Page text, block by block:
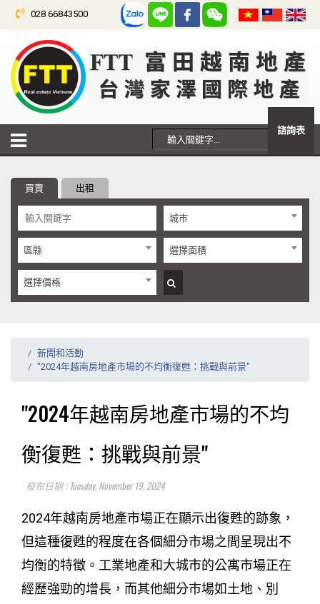
028 66843500
買賣 出租
城市
區縣 選擇面積
選擇價格
新聞和活動
"2024年越南房地產市場的不均衡復甦：挑戰與前景"
"2024年越南房地產市場的不均
衡復甦：挑戰與前景"
發布日期 : Tuesday, November 19, 2024
2024年越南房地產市場正在顯示出復甦的跡象，
但這種復甦的程度在各個細分市場之間呈現出不
均衡的特徵。工業地產和大城市的公寓市場正在
經歷強勁的增長，而其他細分市場如土地、別
諮詢表